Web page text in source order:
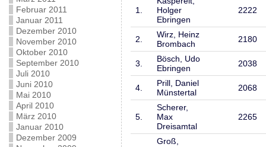
Februar 2011
Januar 2011
Dezember 2010
November 2010
Oktober 2010
September 2010
Juli 2010
Juni 2010
Mai 2010
April 2010
März 2010
Januar 2010
Dezember 2009
1.
Holger
Ebringen
2222
2.
Wirz, Heinz
Brombach
2180
3.
Bösch, Udo
Ebringen
2038
4.
Prill, Daniel
Münstertal
2068
5.
Scherer,
Max
Dreisamtal
2265
Groß,